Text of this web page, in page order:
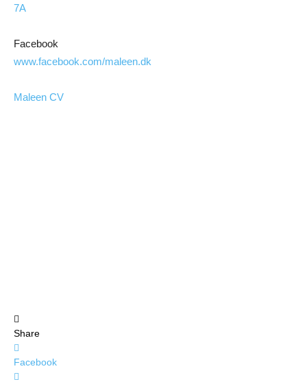
7A
Facebook
www.facebook.com/maleen.dk
Maleen CV
Share
Facebook